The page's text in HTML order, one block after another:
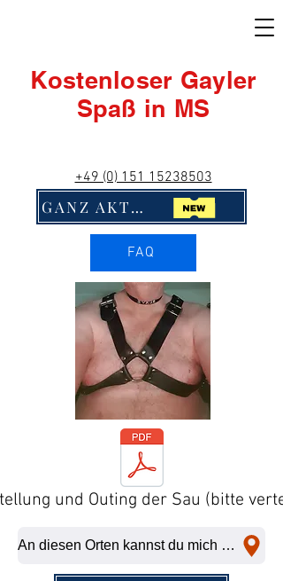
Kostenloser Gayler
Spaß in MS
+49 (0) 151 15238503
GANZ AKTUELL! Klick Mich!!
FAQ
und Outing der Sau (bitte
An diesen Orten kannst du mich kurzfristig abficken